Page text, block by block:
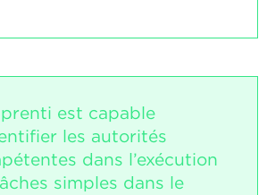
est capable
les autorités
dans l’exécution
simples dans le